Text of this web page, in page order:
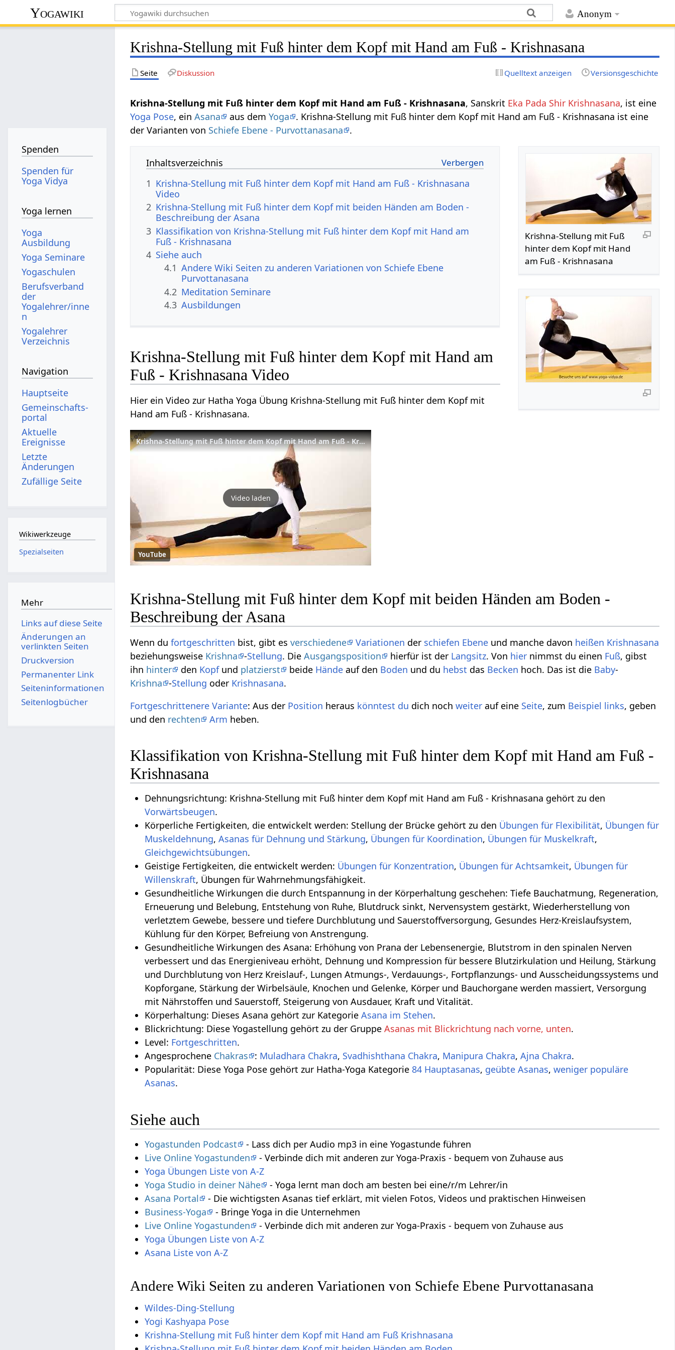
Anonym
Yogawiki
Krishna-Stellung mit Fuß hinter dem Kopf mit Hand am Fuß - Krishnasana
Seite Diskussion Quelltext anzeigen Versionsgeschichte
Krishna-Stellung mit Fuß hinter dem Kopf mit Hand am Fuß - Krishnasana, Sanskrit Eka Pada Shir Krishnasana, ist eine
Yoga Pose, einAsana aus demYoga
. Krishna-Stellung mit Fuß hinter dem Kopf mit Hand am Fuß - Krishnasana ist eine
der Varianten von Schiefe Ebene - Purvottanasana .
Krishna-Stellung mit Fuß
hinter dem Kopf mit Hand
am Fuß - Krishnasana
Inhaltsverzeichnis
1 Krishna-Stellung mit Fuß hinter dem Kopf mit Hand am Fuß - Krishnasana
Video
2 Krishna-Stellung mit Fuß hinter dem Kopf mit beiden Händen am Boden -
Beschreibung der Asana
3 Klassifikation von Krishna-Stellung mit Fuß hinter dem Kopf mit Hand am
Fuß - Krishnasana
4 Siehe auch
4.1 Andere Wiki Seiten zu anderen Variationen von Schiefe Ebene
Purvottanasana
4.2 Meditation Seminare
4.3 Ausbildungen
Krishna-Stellung mit Fuß hinter dem Kopf mit Hand am
Fuß - Krishnasana Video
Hier ein Video zur Hatha Yoga Übung Krishna-Stellung mit Fuß hinter dem Kopf mit
Hand am Fuß - Krishnasana.
Krishna-Stellung mit Fuß hinter dem Kopf mit Hand am Fuß - Krishnasana - Yoga Asana Lexikon
Video laden
YouTube
Krishna-Stellung mit Fuß hinter dem Kopf mit beiden Händen am Boden -
Beschreibung der Asana
Wenn dufortgeschritten bist, gibt esverschiedene Variationen der schiefen Ebene und manche davon heißen Krishnasana
beziehungsweise Krishna -Stellung. DieAusgangsposition hierfür ist der Langsitz. Von hier nimmst du einen Fuß, gibst
ihn hinter den Kopfund platzierst beide Hände auf den Boden und du hebst das Becken hoch. Das ist die Baby-
Krishna -Stellung oder Krishnasana.
Fortgeschrittenere Variante: Aus der Position heraus könntest du dich nochweiter auf eine Seite, zum Beispiel links, geben
und den rechten Arm heben.
Klassifikation von Krishna-Stellung mit Fuß hinter dem Kopf mit Hand am Fuß -
Krishnasana
Dehnungsrichtung: Krishna-Stellung mit Fuß hinter dem Kopf mit Hand am Fuß - Krishnasana gehört zu den
Vorwärtsbeugen.
Körperliche Fertigkeiten, die entwickelt werden: Stellung der Brücke gehört zu den Übungen für Flexibilität, Übungen für
Muskeldehnung,Asanas für Dehnung und Stärkung, Übungen für Koordination, Übungen für Muskelkraft,
.
Geistige Fertigkeiten, die entwickelt werden: Übungen für Konzentration, Übungen für Achtsamkeit, Übungen für
Willenskraft, Übungen für Wahrnehmungsfähigkeit.
Gesundheitliche Wirkungen die durch Entspannung in der Körperhaltung geschehen‏‎: Tiefe Bauchatmung, Regeneration,
Erneuerung und Belebung, Entstehung von Ruhe, Blutdruck sinkt, Nervensystem gestärkt, Wiederherstellung von
verletztem Gewebe, bessere und tiefere Durchblutung und Sauerstoffversorgung, Gesundes Herz-Kreislaufsystem,
Kühlung für den Körper, Befreiung von Anstrengung.
Gesundheitliche Wirkungen des Asana: Erhöhung von Prana der Lebensenergie, Blutstrom in den spinalen Nerven
verbessert und das Energieniveau erhöht, Dehnung und Kompression für bessere Blutzirkulation und Heilung, Stärkung
und Durchblutung von Herz Kreislauf-, Lungen Atmungs-, Verdauungs-, Fortpflanzungs- und Ausscheidungssystems und
Kopforgane, Stärkung der Wirbelsäule, Knochen und Gelenke, Körper und Bauchorgane werden massiert, Versorgung
mit Nährstoffen und Sauerstoff, Steigerung von Ausdauer, Kraft und Vitalität.
Körperhaltung: Dieses Asana gehört zur KategorieAsana im Stehen.
Blickrichtung: Diese Yogastellung gehört zu der GruppeAsanas mit Blickrichtung nach vorne, unten.
Level: Fortgeschritten.
Angesprochene Chakras : Muladhara Chakra, Svadhishthana Chakra, Manipura Chakra,Ajna Chakra.
Popularität: Diese Yoga Pose gehört zur Hatha-Yoga Kategorie 84 Hauptasanas, geübte Asanas,weniger populäre
Asanas.
Siehe auch
Yogastunden Podcast
- Lass dich per Audio mp3 in eine Yogastunde führen
Live Online Yogastunden
- Verbinde dich mit anderen zur Yoga-Praxis - bequem von Zuhause aus
Yoga Übungen Liste von A-Z
Yoga Studio in deiner Nähe
- Yoga lernt man doch am besten bei eine/r/m Lehrer/in
Asana Portal
- Die wichtigsten Asanas tief erklärt, mit vielen Fotos, Videos und praktischen Hinweisen
Business-Yoga
- Bringe Yoga in die Unternehmen
Live Online Yogastunden
- Verbinde dich mit anderen zur Yoga-Praxis - bequem von Zuhause aus
Yoga Übungen Liste von A-Z
Asana Liste von A-Z
Andere Wiki Seiten zu anderen Variationen von Schiefe Ebene Purvottanasana
Wildes-Ding-Stellung
Yogi Kashyapa Pose
Krishna-Stellung mit Fuß hinter dem Kopf mit Hand am Fuß Krishnasana
Spenden
Spenden für
Yoga Vidya
Yoga lernen
Yoga
Ausbildung
Yoga Seminare
Yogaschulen
Berufsverband
der
Yogalehrer/inne
n
Yogalehrer
Verzeichnis
Navigation
Hauptseite
Gemeinschafts­
portal
Aktuelle
Ereignisse
Letzte
Änderungen
Zufällige Seite
Wikiwerkzeuge
Spezialseiten
Mehr
Links auf diese Seite
Änderungen an
verlinkten Seiten
Druckversion
Permanenter Link
Seiten­­informationen
Seitenlogbücher